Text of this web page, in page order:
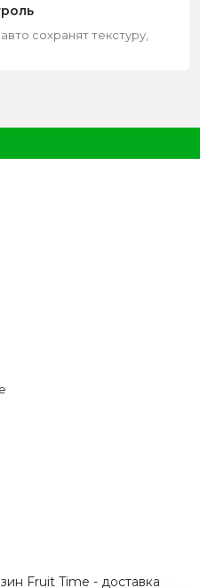
сохранят текстуру,
Fruit Time - доставка